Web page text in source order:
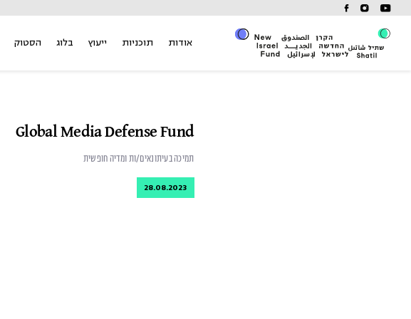
content
אודות תוכניות ייעוץ בלוג הסטוק
Global Media Defense Fund
תמיכה בעיתונאים/ות ומדיה חופשית
28.08.2023